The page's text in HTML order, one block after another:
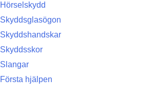
Hörselskydd
Skyddsglasögon
Skyddshandskar
Skyddsskor
Slangar
Första hjälpen